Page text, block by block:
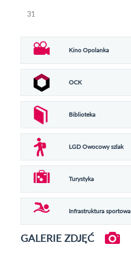
31
Kino Opolanka
OCK
Biblioteka
LGD Owocowy szlak
Turystyka
Infrastruktura sportowa
GALERIE ZDJĘĆ